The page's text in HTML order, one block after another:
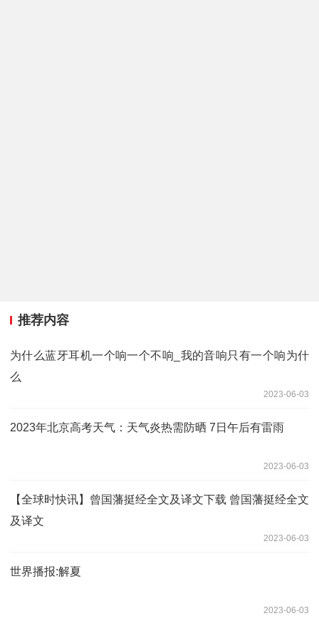
推荐内容
为什么蓝牙耳机一个响一个不响_我的音响只有一个响为什
么
2023-06-03
2023年北京高考天气：天气炎热需防晒 7日午后有雷雨
2023-06-03
【全球时快讯】曾国藩挺经全文及译文下载 曾国藩挺经全文
及译文
2023-06-03
世界播报:解夏
2023-06-03